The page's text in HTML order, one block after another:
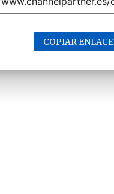
COPIAR ENLACE